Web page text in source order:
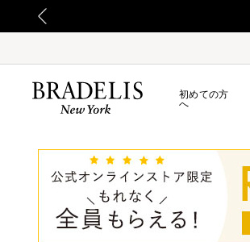
初めての方
へ